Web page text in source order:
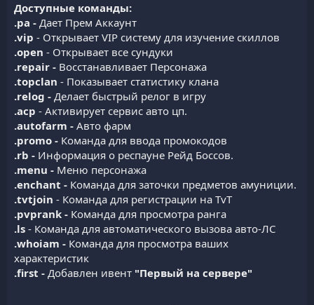
Доступные команды:
.pa - Дает Прем Аккаунт
.vip - Открывает VIP систему для изучение скиллов
.open - Открывает все сундуки
.repair - Восстанавливает Персонажа
.topclan - Показывает статистику клана
.relog - Делает быстрый релог в игру
.acp - Активирует сервис авто цп.
.autofarm - Авто фарм
.promo - Команда для ввода промокодов
.rb - Информация о респауне Рейд Боссов.
.menu - Меню персонажа
.enchant - Команда для заточки предметов амуниции.
.tvtjoin - Команда для регистрации на TvT
.pvprank - Команда для просмотра ранга
.ls - Команда для автоматического вызова авто-ЛС
.whoiam - Команда для просмотра ваших
характеристик
.first - Добавлен ивент "Первый на сервере"